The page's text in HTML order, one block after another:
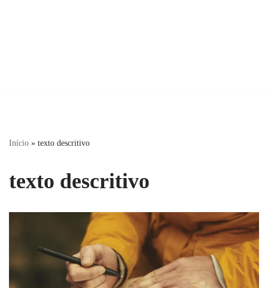
Início » texto descritivo
texto descritivo